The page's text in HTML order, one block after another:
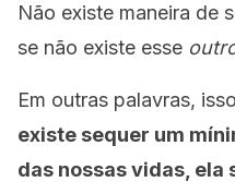
Não existe maneira de
se não existe esse
Em outras palavras,
existe sequer um
das nossas vidas, ela